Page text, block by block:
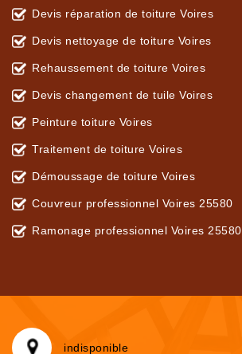
Devis réparation de toiture Voires
Devis nettoyage de toiture Voires
Rehaussement de toiture Voires
Devis changement de tuile Voires
Peinture toiture Voires
Traitement de toiture Voires
Démoussage de toiture Voires
Couvreur professionnel Voires 25580
Ramonage professionnel Voires 25580
indisponible